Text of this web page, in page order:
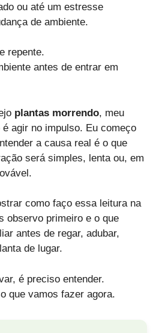
ou até um estresse
de ambiente.
repente.
antes de entrar em
plantas morrendo, meu
agir no impulso. Eu começo
a causa real é o que
será simples, lenta ou, em
como faço essa leitura na
observo primeiro e o que
antes de regar, adubar,
de lugar.
é preciso entender.
que vamos fazer agora.